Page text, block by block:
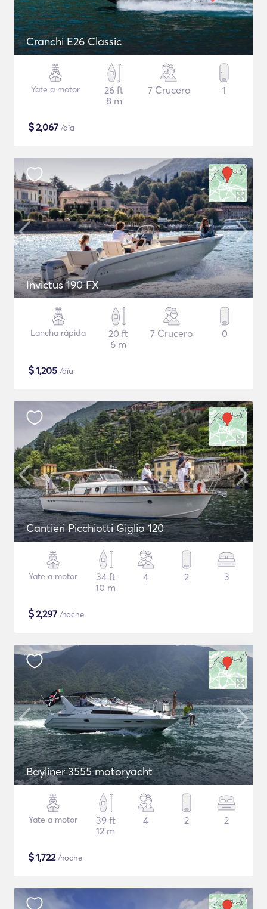
Cranchi E26 Classic
Yate a motor
26 ft
8 m
7 Crucero 1
$2,067 /día
Invictus 190 FX
Lancha rápida
20 ft
6 m
7 Crucero 0
$1,205 /día
Cantieri Picchiotti Giglio 120
Yate a motor
34 ft
10 m
4 2 3
$2,297 /noche
Bayliner 3555 motoryacht
Yate a motor
39 ft
12 m
4 2 2
$1,722/noche